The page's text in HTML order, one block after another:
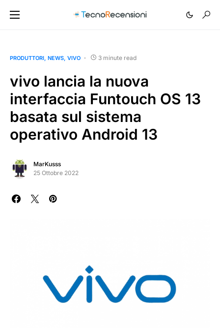
PRODUTTORI NEWS VIVO 3 minute read
vivo lancia la nuova
interfaccia Funtouch OS 13
basata sul sistema
operativo Android 13
MarKusss
25 Ottobre 2022